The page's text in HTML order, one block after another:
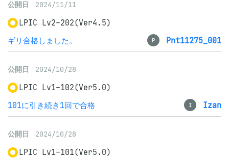
公開日 2024/11/11
LPIC Lv2-202(Ver4.5)
ギリ合格しました。
P Pnt11275_001
公開日 2024/10/28
LPIC Lv1-102(Ver5.0)
101に引き続き1回で合格
I Izan
公開日 2024/10/28
LPIC Lv1-101(Ver5.0)